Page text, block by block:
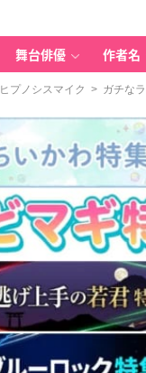
舞台俳優 作者名
ヒプノシスマイク > ガチな